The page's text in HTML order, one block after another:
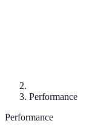
Performance
Performance